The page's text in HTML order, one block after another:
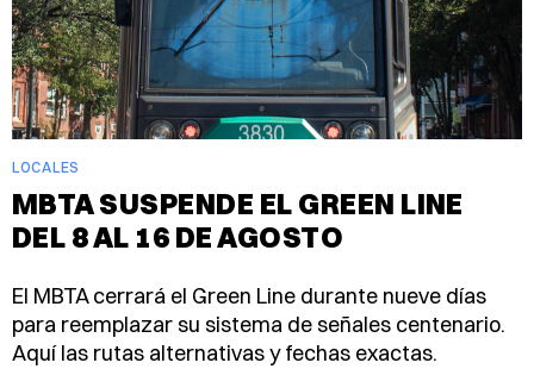
LOCALES
MBTA SUSPENDE EL GREEN LINE
DEL 8 AL 16 DE AGOSTO
El MBTA cerrará el Green Line durante nueve días
para reemplazar su sistema de señales centenario.
Aquí las rutas alternativas y fechas exactas.